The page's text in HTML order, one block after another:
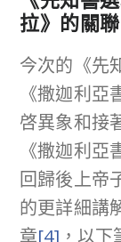
拉》的關聯
今次的《先
《撒迦利
啓異象和接
《撒迦利
回歸後上帝
的更詳細講
章[4] ，以